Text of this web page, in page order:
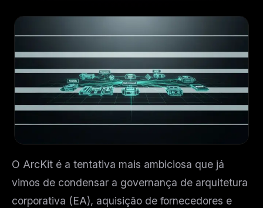
O ArcKit é a tentativa mais ambiciosa que já
vimos de condensar a governança de arquitetura
corporativa (EA), aquisição de fornecedores e